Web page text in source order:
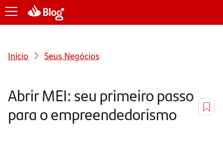
Início Seus Negócios
Abrir MEI: seu primeiro passo
para o empreendedorismo